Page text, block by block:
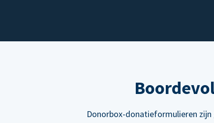
Donorbox-donatieformulieren